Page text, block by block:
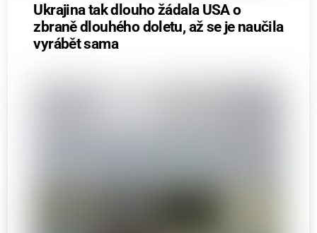
Ukrajina tak dlouho žádala USA o
zbraně dlouhého doletu, až se je naučila
vyrábět sama